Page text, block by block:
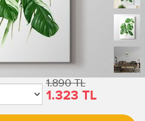
1.890 TL
1.323 TL